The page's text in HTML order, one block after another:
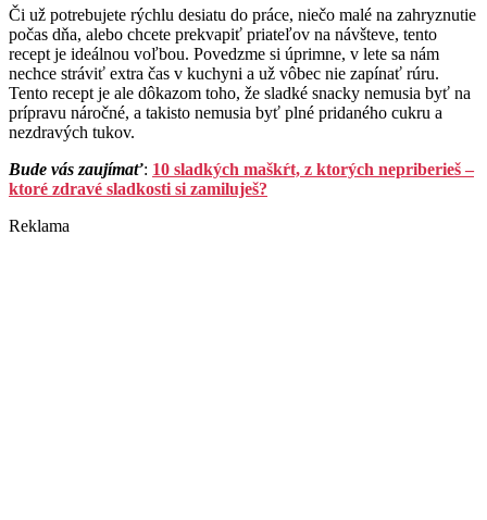
Či už potrebujete rýchlu desiatu do práce, niečo malé na zahryznutie
počas dňa, alebo chcete prekvapiť priateľov na návšteve, tento
recept je ideálnou voľbou. Povedzme si úprimne, v lete sa nám
nechce stráviť extra čas v kuchyni a už vôbec nie zapínať rúru.
Tento recept je ale dôkazom toho, že sladké snacky nemusia byť na
prípravu náročné, a takisto nemusia byť plné pridaného cukru a
nezdravých tukov.
Bude vás zaujímať: 10 sladkých maškŕt, z ktorých nepriberieš –
ktoré zdravé sladkosti si zamiluješ?
Reklama